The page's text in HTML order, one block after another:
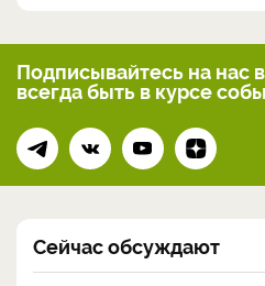
Подписывайтесь на нас
всегдабыть в курсе
Сейчас обсуждают